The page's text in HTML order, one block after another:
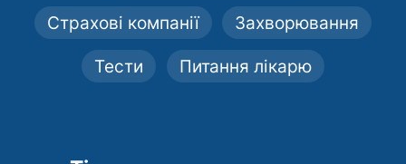
Страхові компанії Захворювання
Тести Питання лікарю